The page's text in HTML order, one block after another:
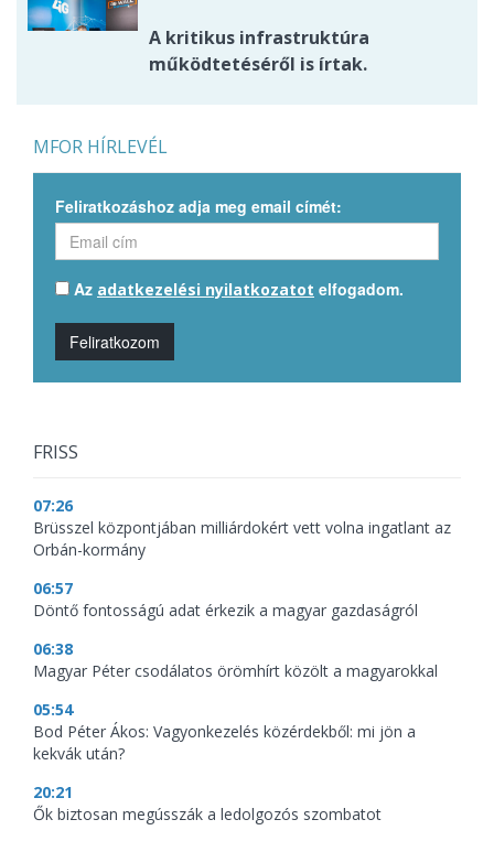
A kritikus infrastruktúra
működtetéséről is írtak.
MFOR HÍRLEVÉL
Feliratkozáshoz adja meg email címét:
Az adatkezelési nyilatkozatot elfogadom.
Feliratkozom
FRISS
07:26
Brüsszel központjában milliárdokért vett volna ingatlant az
Orbán-kormány
06:57
Döntő fontosságú adat érkezik a magyar gazdaságról
06:38
Magyar Péter csodálatos örömhírt közölt a magyarokkal
05:54
Bod Péter Ákos: Vagyonkezelés közérdekből: mi jön a
kekvák után?
20:21
Ők biztosan megússzák a ledolgozós szombatot